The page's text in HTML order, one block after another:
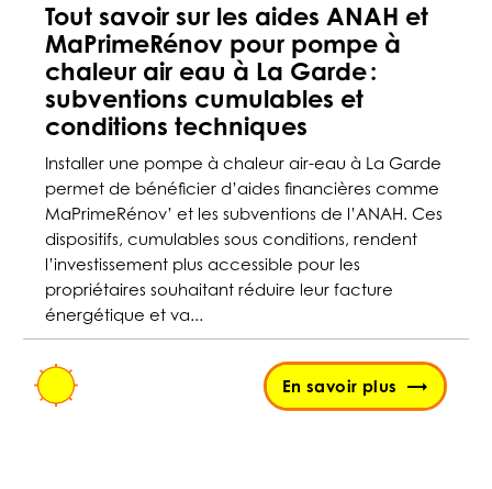
Tout savoir sur les aides ANAH et
MaPrimeRénov pour pompe à
chaleur air eau à La Garde :
subventions cumulables et
conditions techniques
Installer une pompe à chaleur air-eau à La Garde
permet de bénéficier d’aides financières comme
MaPrimeRénov’ et les subventions de l’ANAH. Ces
dispositifs, cumulables sous conditions, rendent
l’investissement plus accessible pour les
propriétaires souhaitant réduire leur facture
énergétique et va...
En savoir plus